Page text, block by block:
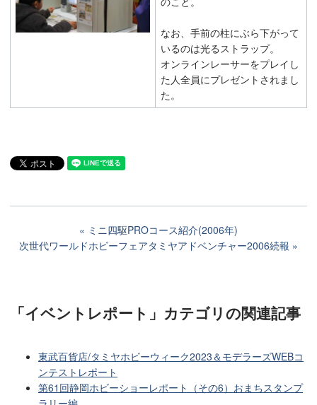
なお、手前の柱にぶら下がって
いるのは光るストラップ。
オンラインレーサーをプレイし
た人全員にプレゼントされまし
た。
ミニ四駆PROコース紹介(2006年)
次世代ワールドホビーフェアタミヤアドベンチャー2006続報
「イベントレポート」カテゴリの関連記事
東武百貨店/タミヤホビーウィーク2023＆モデラーズWEBコ
ンテストレポート
第61回静岡ホビーショーレポート（その6）おまちスタンプ